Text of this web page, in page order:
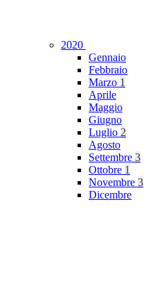
2020
Gennaio
Febbraio
Marzo 1
Aprile
Maggio
Giugno
Luglio 2
Agosto
Settembre 3
Ottobre 1
Novembre 3
Dicembre